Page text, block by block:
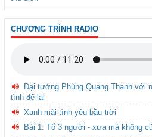
CHƯƠNG TRÌNH RADIO
Đại tướng Phùng Quang Thanh với
tình để lại
Xanh mãi tình yêu bầu trời
Bài 1: Tổ 3 người - xưa mà không